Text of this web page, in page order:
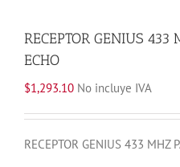
RECEPTOR GENIUS 433
ECHO
$1,293.10 No incluye IVA
RECEPTOR GENIUS 433 MHZ